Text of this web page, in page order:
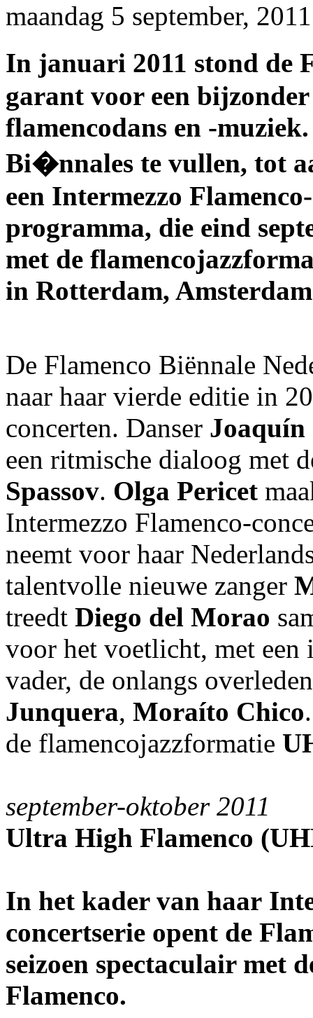
maandag 5 september, 2011
In januari 2011 stond de
garant voor een
flamencodans en -
Bi�nnales te vullen, tot
een Intermezzo
programma, die eind
met de
in Rotterdam,
De Flamenco Biënnale
naar haar vierde editie in
concerten. Danser
een ritmische dialoog met
Spassov. Olga Pericet
Intermezzo Flamenco-
neemt voor haar
talentvolle nieuwe zanger
treedt Diego del Morao
voor het voetlicht, met
vader, de onlangs
Junquera, Moraíto Chico
de flamencojazzformatie
september-oktober 2011
Ultra High Flamenco
In het kader van haar
concertserie opent de
seizoen spectaculair met
Flamenco.